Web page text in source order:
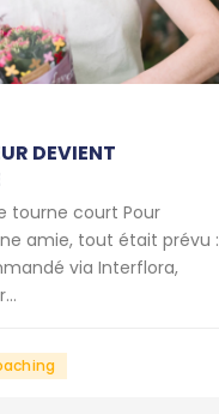
DEVIENT
tourne court Pour
amie, tout était prévu :
via Interflora,